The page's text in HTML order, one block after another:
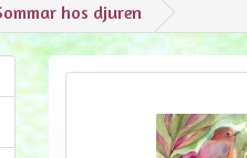
hos djuren